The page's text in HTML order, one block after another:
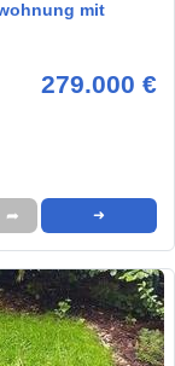
mit
279.000 €
➦ ➜